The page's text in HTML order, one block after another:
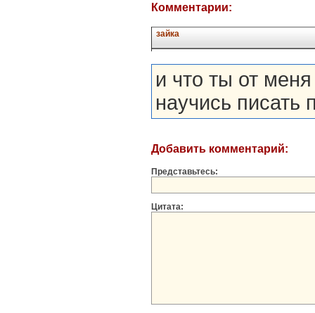
Комментарии:
зайка
и что ты от
научись писать
Добавить комментарий:
Представьтесь:
Цитата: